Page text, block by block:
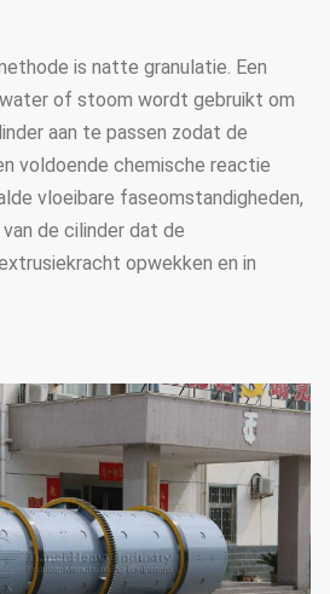
is natte granulatie. Een
of stoom wordt gebruikt om
aan te passen zodat de
voldoende chemische reactie
vloeibare faseomstandigheden,
de cilinder dat de
opwekken en in